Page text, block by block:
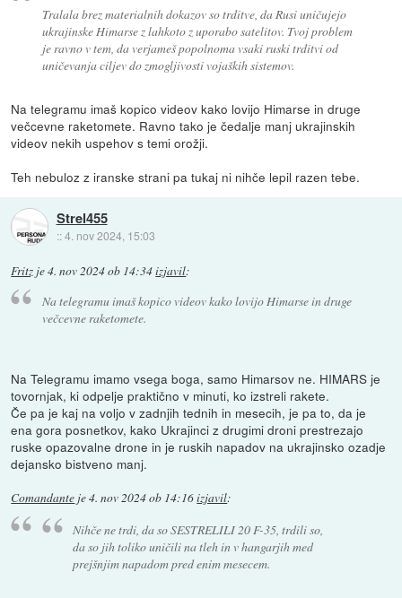
Tralala brez materialnih dokazov so trditve, da Rusi uničujejo
ukrajinske Himarse z lahkoto z uporabo satelitov. Tvoj problem
je ravno v tem, da verjameš popolnoma vsaki ruski trditvi od
uničevanja ciljev do zmogljivosti vojaških sistemov.
Na telegramu imaš kopico videov kako lovijo Himarse in druge
večcevne raketomete. Ravno tako je čedalje manj ukrajinskih
videov nekih uspehov s temi orožji.
Teh nebuloz z iranske strani pa tukaj ni nihče lepil razen tebe.
Strel455
::4. nov 2024, 15:03
Fritz je4. nov 2024 ob 14:34izjavil:
Na telegramu imaš kopico videov kako lovijo Himarse in druge
večcevne raketomete.
Na Telegramu imamo vsega boga, samo Himarsov ne. HIMARS je
tovornjak, ki odpelje praktično v minuti, ko izstreli rakete.
Če pa je kaj na voljo v zadnjih tednih in mesecih, je pa to, da je
ena gora posnetkov, kako Ukrajinci z drugimi droni prestrezajo
ruske opazovalne drone in je ruskih napadov na ukrajinsko ozadje
dejansko bistveno manj.
Comandante je4. nov 2024 ob 14:16izjavil:
Nihče ne trdi, da so SESTRELILI 20 F-35, trdili so,
da so jih toliko uničili na tleh in v hangarjih med
prejšnjim napadom pred enim mesecem.